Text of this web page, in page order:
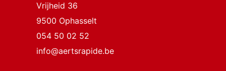
Vrijheid 36
9500 Ophasselt
054 50 02 52
info@aertsrapide.be